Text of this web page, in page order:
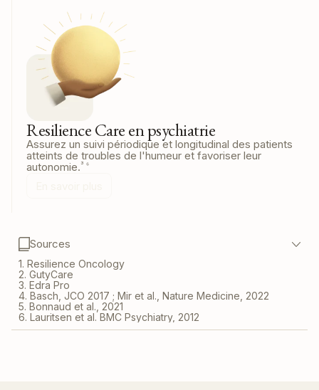
Resilience Care en psychiatrie
Assurez un suivi périodique et longitudinal des patients
atteints de troubles de l'humeur et favoriser leur
autonomie.³ ⁶
Sources
1. Resilience Oncology
2. GutyCare
3. Edra Pro
4. Basch, JCO 2017 ; Mir et al., Nature Medicine, 2022
5. Bonnaud et al., 2021
6. Lauritsen et al. BMC Psychiatry, 2012